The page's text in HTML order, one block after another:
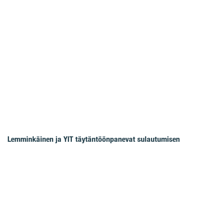
Lemminkäinen ja YIT täytäntöönpanevat sulautumisen